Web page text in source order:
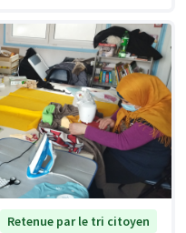
Retenue par le tri citoyen